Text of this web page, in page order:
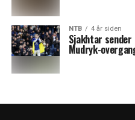
NTB 4 år siden
Sjakhtar
Mudryk-